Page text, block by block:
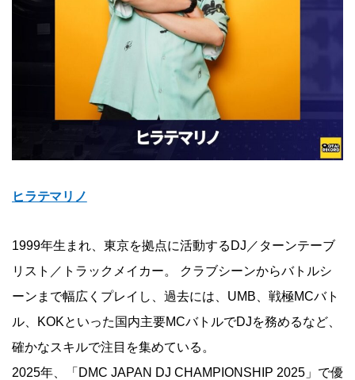
ヒラテマリノ
1999年生まれ、東京を拠点に活動するDJ／ターンテーブ
リスト／トラックメイカー。 クラブシーンからバトルシ
ーンまで幅広くプレイし、過去には、UMB、戦極MCバト
ル、KOKといった国内主要MCバトルでDJを務めるなど、
確かなスキルで注目を集めている。
2025年、「DMC JAPAN DJ CHAMPIONSHIP 2025」で優